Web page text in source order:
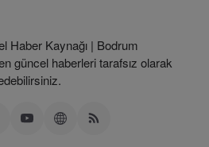
Haber Kaynağı | Bodrum
güncel haberleri tarafsız olarak